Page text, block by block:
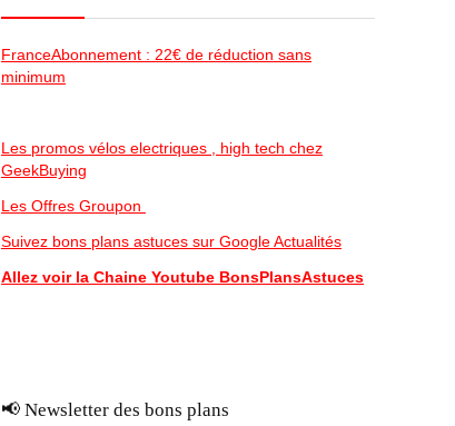
FranceAbonnement : 22€ de réduction sans
minimum
Les promos vélos electriques , high tech chez
GeekBuying
Les Offres Groupon
Suivez bons plans astuces sur Google Actualités
Allez voir la Chaine Youtube BonsPlansAstuces
📢 Newsletter des bons plans